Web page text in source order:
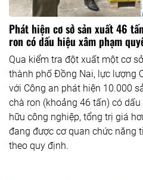
Phát hiện cơ sở sản xuất 46
ron có dấu hiệu xâm phạm
Qua kiểm tra đột xuất một cơ
thành phố Đồng Nai, lực lượng
với Công an phát hiện 10.000
chà ron (khoảng 46 tấn) có
hữu công nghiệp, tổng trị giá
đang được cơ quan chức năng
theo quy định.